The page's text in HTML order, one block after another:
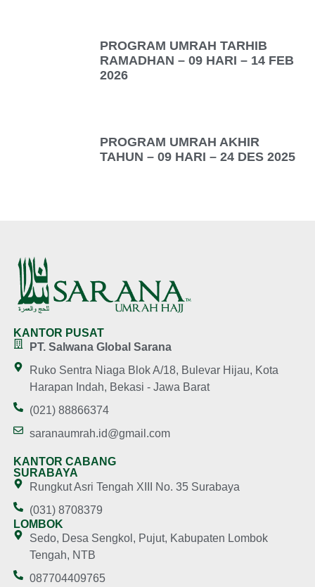
PROGRAM UMRAH TARHIB
RAMADHAN – 09 HARI – 14 FEB
2026
PROGRAM UMRAH AKHIR
TAHUN – 09 HARI – 24 DES 2025
KANTOR PUSAT
PT. Salwana Global Sarana
Ruko Sentra Niaga Blok A/18, Bulevar Hijau, Kota
Harapan Indah, Bekasi - Jawa Barat
(021) 88866374
saranaumrah.id@gmail.com
KANTOR CABANG
SURABAYA
Rungkut Asri Tengah XIII No. 35 Surabaya
(031) 8708379
LOMBOK
Sedo, Desa Sengkol, Pujut, Kabupaten Lombok
Tengah, NTB
087704409765